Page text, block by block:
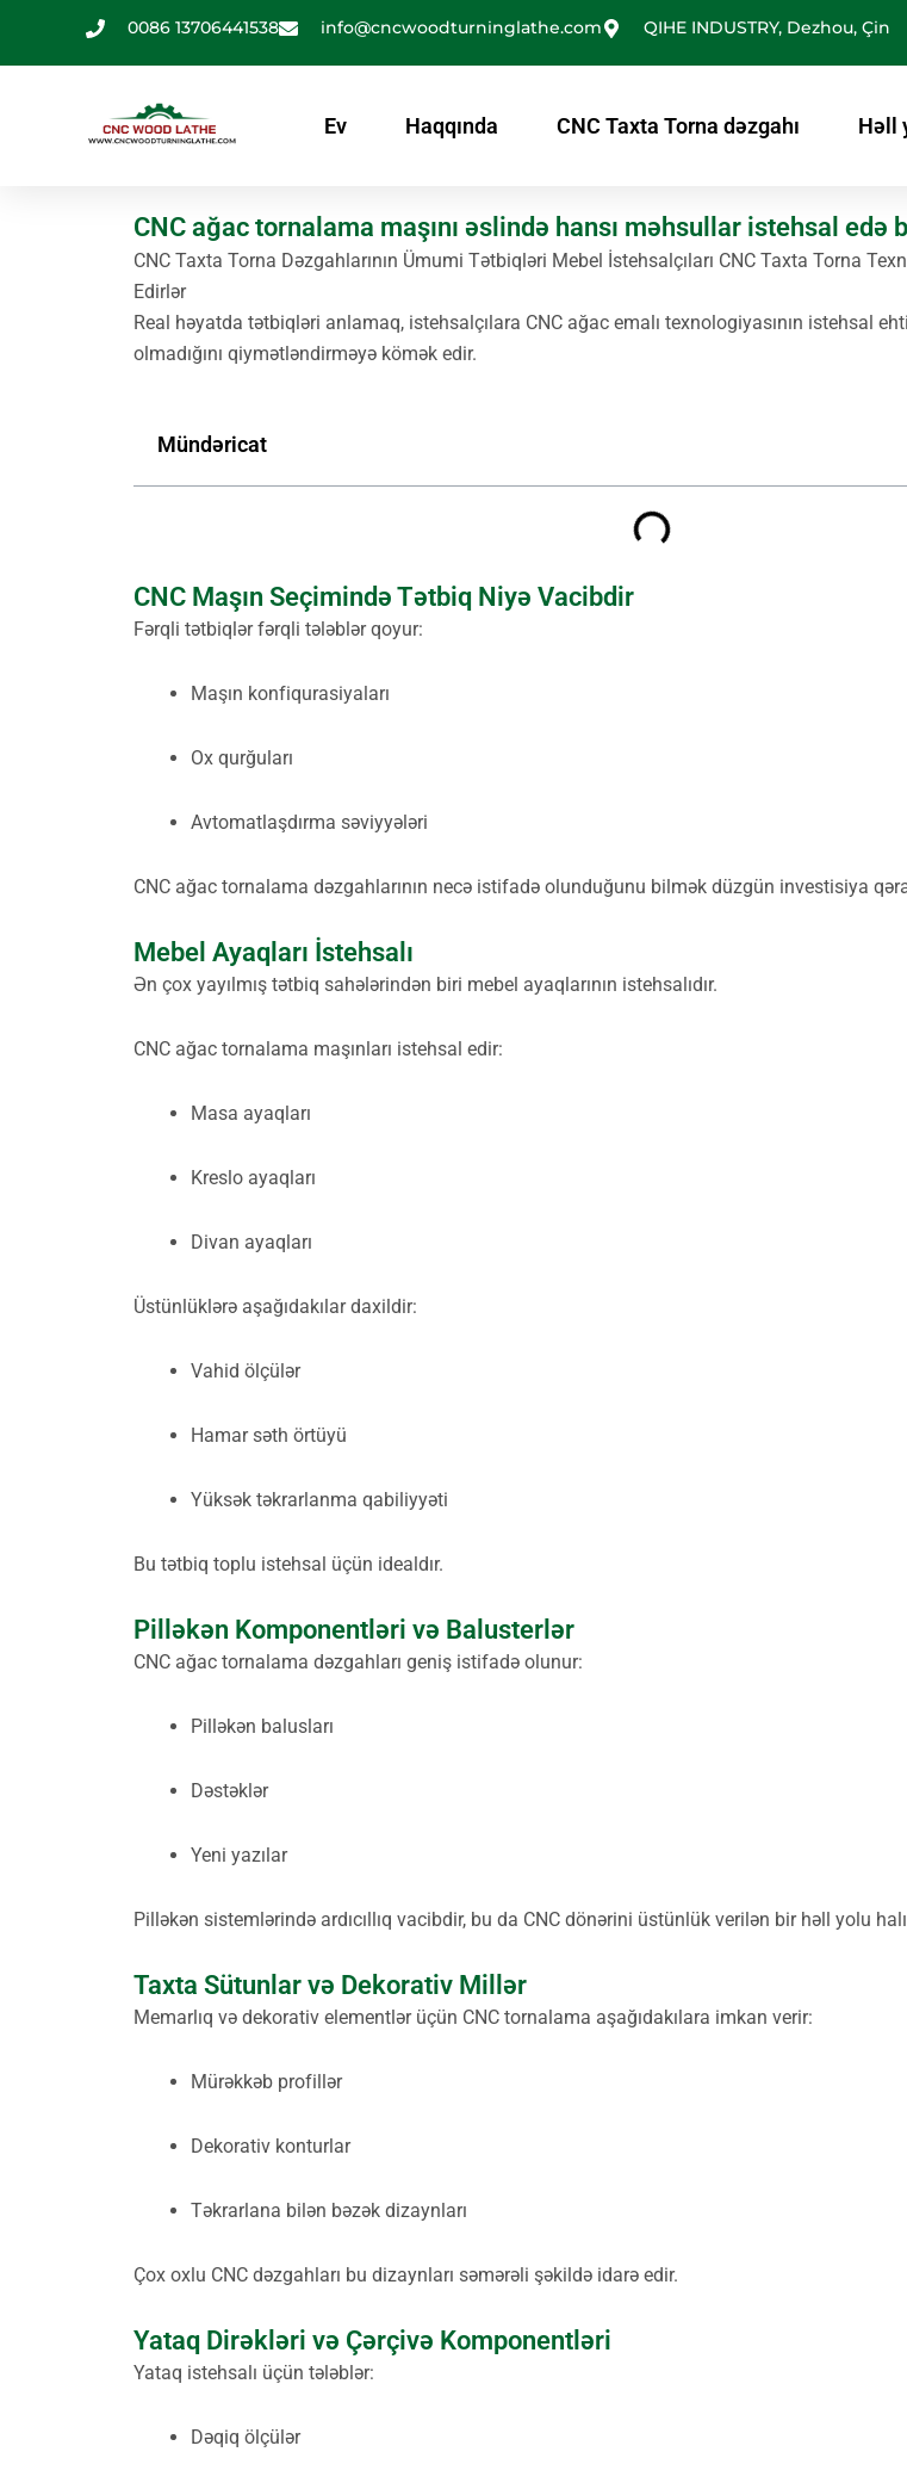
0086 13706441538 info@cncwoodturninglathe.com QIHE INDUSTRY, Dezhou, Çin
Ev Haqqında CNC Taxta Torna dəzgahı Həll
CNC ağac tornalama maşını əslində hansı məhsullar istehsal edə
CNC Taxta Torna Dəzgahlarının Ümumi Tətbiqləri Mebel İstehsalçıları CNC Taxta Torna
Edirlər
Real həyatda tətbiqləri anlamaq, istehsalçılara CNC ağac emalı texnologiyasının istehsal
olmadığını qiymətləndirməyə kömək edir.
Mündəricat
CNC Maşın Seçimində Tətbiq Niyə Vacibdir
Fərqli tətbiqlər fərqli tələblər qoyur:
Maşın konfiqurasiyaları
Ox qurğuları
Avtomatlaşdırma səviyyələri
CNC ağac tornalama dəzgahlarının necə istifadə olunduğunu bilmək düzgün investisiya
Mebel Ayaqları İstehsalı
Ən çox yayılmış tətbiq sahələrindən biri mebel ayaqlarının istehsalıdır.
CNC ağac tornalama maşınları istehsal edir:
Masa ayaqları
Kreslo ayaqları
Divan ayaqları
Üstünlüklərə aşağıdakılar daxildir:
Vahid ölçülər
Hamar səth örtüyü
Yüksək təkrarlanma qabiliyyəti
Bu tətbiq toplu istehsal üçün idealdır.
Pilləkən Komponentləri və Balusterlər
CNC ağac tornalama dəzgahları geniş istifadə olunur:
Pilləkən balusları
Dəstəklər
Yeni yazılar
Pilləkən sistemlərində ardıcıllıq vacibdir, bu da CNC dönərini üstünlük verilən bir həll yolu
Taxta Sütunlar və Dekorativ Millər
Memarlıq və dekorativ elementlər üçün CNC tornalama aşağıdakılara imkan verir:
Mürəkkəb profillər
Dekorativ konturlar
Təkrarlana bilən bəzək dizaynları
Çox oxlu CNC dəzgahları bu dizaynları səmərəli şəkildə idarə edir.
Yataq Dirəkləri və Çərçivə Komponentləri
Yataq istehsalı üçün tələblər:
Dəqiq ölçülər